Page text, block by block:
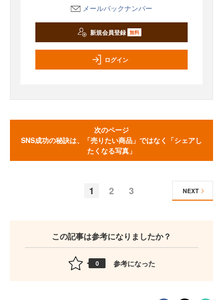
メールバックナンバー
新規会員登録 無料
ログイン
次のページ
SNS成功の秘訣は、「売りたい商品」ではなく「シェアし
たくなる写真」
1 2 3 NEXT
この記事は参考になりましたか？
0 参考になった